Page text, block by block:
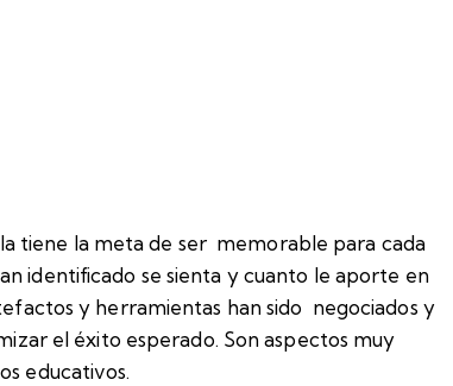
tiene la meta de ser memorable para cada
identificado se sienta y cuanto le aporte en
y herramientas han sido negociados y
el éxito esperado. Son aspectos muy
educativos.